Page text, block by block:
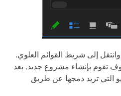
وانتقل إلى شريط القوائم العلوي.
تقوم بإنشاء مشروع جديد. بعد
التي تريد دمجها عن طريق